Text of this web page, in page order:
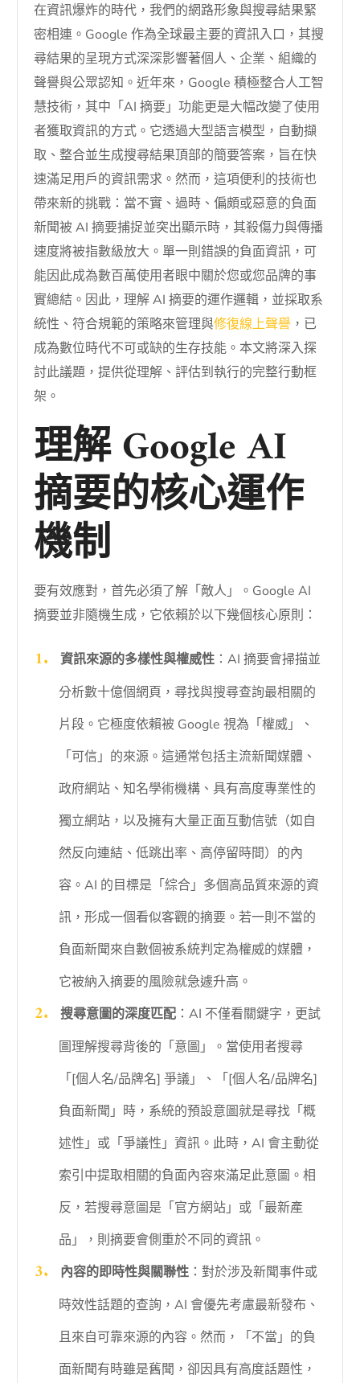
在資訊爆炸的時代，我們的網路形象與搜尋結果緊
密相連。Google 作為全球最主要的資訊入口，其搜
尋結果的呈現方式深深影響著個人、企業、組織的
聲譽與公眾認知。近年來，Google 積極整合人工智
慧技術，其中「AI 摘要」功能更是大幅改變了使用
者獲取資訊的方式。它透過大型語言模型，自動擷
取、整合並生成搜尋結果頂部的簡要答案，旨在快
速滿足用戶的資訊需求。然而，這項便利的技術也
帶來新的挑戰：當不實、過時、偏頗或惡意的負面
新聞被 AI 摘要捕捉並突出顯示時，其殺傷力與傳播
速度將被指數級放大。單一則錯誤的負面資訊，可
能因此成為數百萬使用者眼中關於您或您品牌的事
實總結。因此，理解 AI 摘要的運作邏輯，並採取系
統性、符合規範的策略來管理與修復線上聲譽 ，已
成為數位時代不可或缺的生存技能。本文將深入探
討此議題，提供從理解、評估到執行的完整行動框
架。
理解 Google AI
摘要的核心運作
機制
要有效應對，首先必須了解「敵人」。Google AI
摘要並非隨機生成，它依賴於以下幾個核心原則：
資訊來源的多樣性與權威性：AI 摘要會掃描並
分析數十億個網頁，尋找與搜尋查詢最相關的
片段。它極度依賴被 Google 視為「權威」、
「可信」的來源。這通常包括主流新聞媒體、
政府網站、知名學術機構、具有高度專業性的
獨立網站，以及擁有大量正面互動信號（如自
然反向連結、低跳出率、高停留時間）的內
容。AI 的目標是「綜合」多個高品質來源的資
訊，形成一個看似客觀的摘要。若一則不當的
負面新聞來自數個被系統判定為權威的媒體，
它被納入摘要的風險就急遽升高。
搜尋意圖的深度匹配：AI 不僅看關鍵字，更試
圖理解搜尋背後的「意圖」。當使用者搜尋
「[個人名/品牌名] 爭議」、「[個人名/品牌名]
負面新聞」時，系統的預設意圖就是尋找「概
述性」或「爭議性」資訊。此時，AI 會主動從
索引中提取相關的負面內容來滿足此意圖。相
反，若搜尋意圖是「官方網站」或「最新產
品」，則摘要會側重於不同的資訊。
內容的即時性與關聯性：對於涉及新聞事件或
時效性話題的查詢，AI 會優先考慮最新發布、
且來自可靠來源的內容。然而，「不當」的負
面新聞有時雖是舊聞，卻因具有高度話題性，